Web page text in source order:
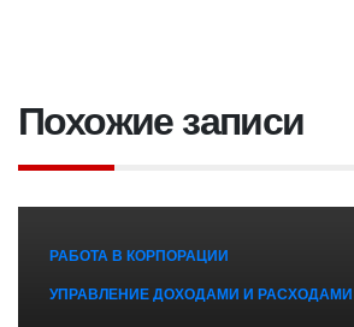
Похожие записи
РАБОТА В КОРПОРАЦИИ
УПРАВЛЕНИЕ ДОХОДАМИ И РАСХОДАМИ